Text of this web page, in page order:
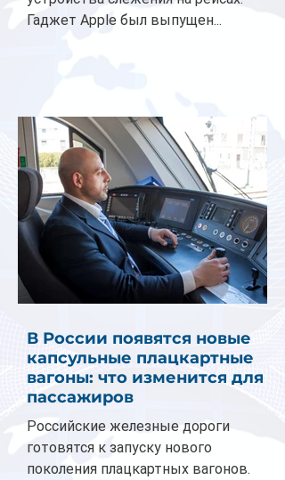
Гаджет Apple был выпущен...
В России появятся новые
капсульные плацкартные
вагоны: что изменится для
пассажиров
Российские железные дороги
готовятся к запуску нового
поколения плацкартных вагонов.